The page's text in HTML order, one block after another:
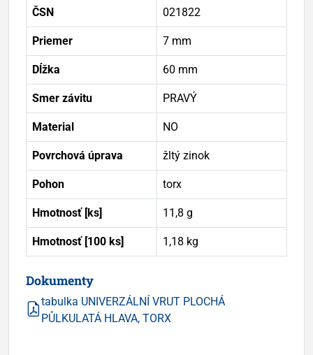
ČSN 021822
Priemer 7 mm
Dĺžka 60 mm
Smer závitu PRAVÝ
Material NO
Povrchová úprava žltý zinok
Pohon torx
Hmotnosť [ks] 11,8 g
Hmotnosť [100 ks] 1,18 kg
Dokumenty
tabulka UNIVERZÁLNÍ VRUT PLOCHÁ
PŮLKULATÁ HLAVA, TORX